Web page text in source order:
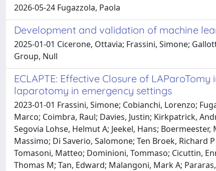
2026-05-24 Fugazzola, Paola
Development and validation of machine
2025-01-01 Cicerone, Ottavia; Frassini, Simone;
Group, Null
ECLAPTE: Effective Closure of
laparotomy in emergency settings
2023-01-01 Frassini, Simone; Cobianchi, Lorenzo;
Marco; Coimbra, Raul; Davies, Justin; Kirkpatrick,
Segovia Lohse, Helmut A; Jeekel, Hans;
Massimo; Di Saverio, Salomone; Ten Broek, Richard
Tomasoni, Matteo; Dominioni, Tommaso; Cicuttin,
Thomas M; Tan, Edward; Malangoni, Mark A;